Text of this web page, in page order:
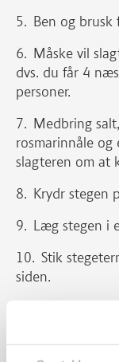
Ben og brusk
Måske vil
dvs. du får 4
personer.
Medbring
rosmarinnåle
slagteren om at
Krydr stegen
Læg stegen i
Stik
siden.
Mål